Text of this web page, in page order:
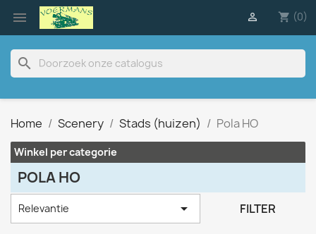
 shopping_cart (0)

search
Home Scenery Stads (huizen) Pola HO
Winkel per categorie
POLA HO
Relevantie  FILTER